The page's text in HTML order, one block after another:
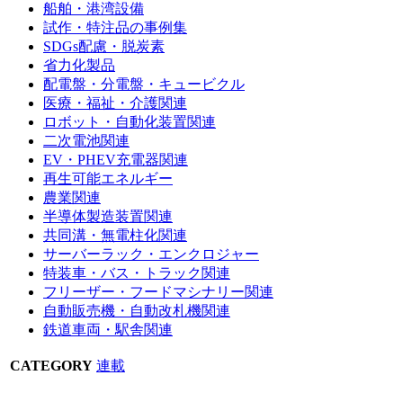
船舶・港湾設備
試作・特注品の事例集
SDGs配慮・脱炭素
省力化製品
配電盤・分電盤・キュービクル
医療・福祉・介護関連
ロボット・自動化装置関連
二次電池関連
EV・PHEV充電器関連
再生可能エネルギー
農業関連
半導体製造装置関連
共同溝・無電柱化関連
サーバーラック・エンクロジャー
特装車・バス・トラック関連
フリーザー・フードマシナリー関連
自動販売機・自動改札機関連
鉄道車両・駅舎関連
CATEGORY 連載